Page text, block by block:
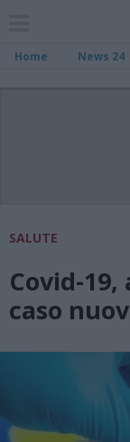
Home News 24
SALUTE
Covid-19,
caso